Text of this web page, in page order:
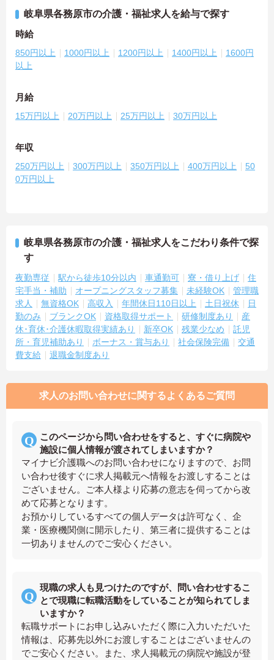
岐阜県各務原市の介護・福祉求人を給与で探す
時給
850円以上 1000円以上 1200円以上 1400円以上
1600円
以上
月給
15万円以上 20万円以上 25万円以上 30万円以上
年収
250万円以上 300万円以上 350万円以上 400万円以上
50
0万円以上
岐阜県各務原市の介護・福祉求人をこだわり条件で探
す
夜勤専従 駅から徒歩10分以内 車通勤可 寮・借り上げ
住
宅手当・補助
オープニングスタッフ募集 未経験OK
管理職
求人
無資格OK 高収入 年間休日110日以上 土日祝休
日
勤のみ
ブランクOK 資格取得サポート 研修制度あり
産
休･育休･介護休暇取得実績あり
新卒OK 残業少なめ
託児
所・育児補助あり
ボーナス・賞与あり 社会保険完備
交通
費支給
退職金制度あり
求人のお問い合わせに関するよくあるご質問
このページから問い合わせをすると、すぐに病院や
施設に個人情報が渡されてしまいますか？
マイナビ介護職へのお問い合わせになりますので、お問
い合わせ後すぐに求人掲載元へ情報をお渡しすることは
ございません。ご本人様より応募の意志を伺ってから改
めて応募となります。
お預かりしているすべての個人データは許可なく、企
業・医療機関側に開示したり、第三者に提供することは
一切ありませんのでご安心ください。
現職の求人も見つけたのですが、問い合わせするこ
とで現職に転職活動をしていることが知られてしま
いますか？
転職サポートにお申し込みいただく際に入力いただいた
情報は、応募先以外にお渡しすることはございませんの
でご安心ください。また、求人掲載元の病院や施設が登